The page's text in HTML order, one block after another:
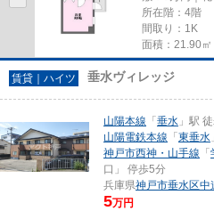
所在階：4階
間取り：1K
面積：21.90㎡
賃貸｜ハイツ 垂水ヴィレッジ
山陽本線 「 垂水 」駅
山陽電鉄本線 「 東垂水
神戸市西神・山手線 「
口」 停歩5分
兵庫県神戸市垂水区中
5万円